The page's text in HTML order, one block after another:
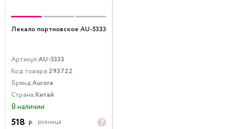
Лекало портновское AU-5333
Артикул:AU-5333
Код товара:293722
Бренд:Aurora
Страна:Китай
В наличии
518 р. розница